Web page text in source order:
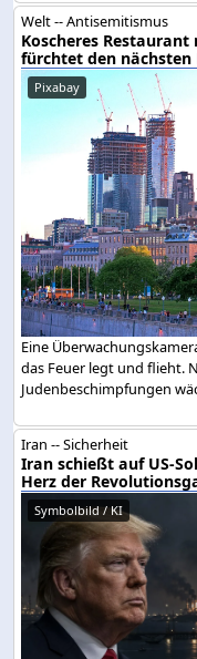
Welt -- Antisemitismus
Koscheres
fürchtet den nächsten
Pixabay
Eine
das Feuer legt und flieht.
Judenbeschimpfungen
Iran -- Sicherheit
Iran schießt auf US-
Herz der
Symbolbild / KI